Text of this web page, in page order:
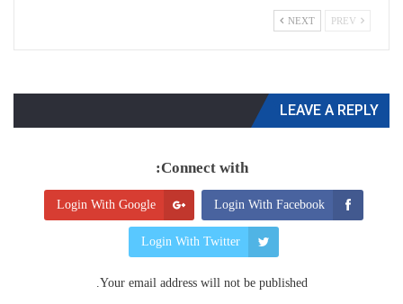
NEXT
LEAVE A REPLY
Connect with:
Login With Facebook
Login With Google
Login With Twitter
Your email address will not be published.